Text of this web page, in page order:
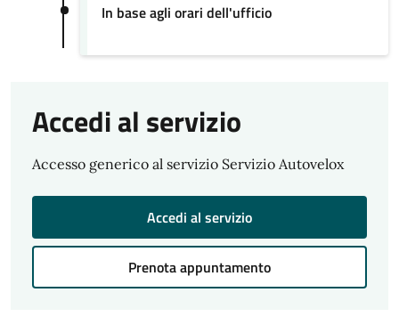
In base agli orari dell'ufficio
Accedi al servizio
Accesso generico al servizio Servizio Autovelox
Accedi al servizio
Prenota appuntamento